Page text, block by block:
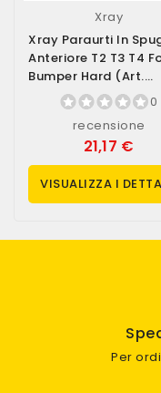
Xray
Xray Paraurti In
Anteriore T2 T3 T4
Bumper Hard (art.
301232)
0
recensione
21,17 €
Per